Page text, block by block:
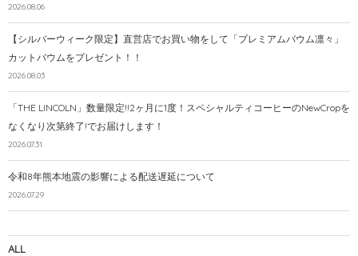
2026.08.06
【シルバーウィーク限定】直営店でお買い物をして「プレミアムバウム凛々」
カットバウムをプレゼント！！
2026.08.03
「THE LINCOLN」数量限定!!2ヶ月に1度！スペシャルティコーヒーのNewCropを
なくなり次第終了!でお届けします！
2026.07.31
令和8年熊本地震の影響による配送遅延について
2026.07.29
ALL